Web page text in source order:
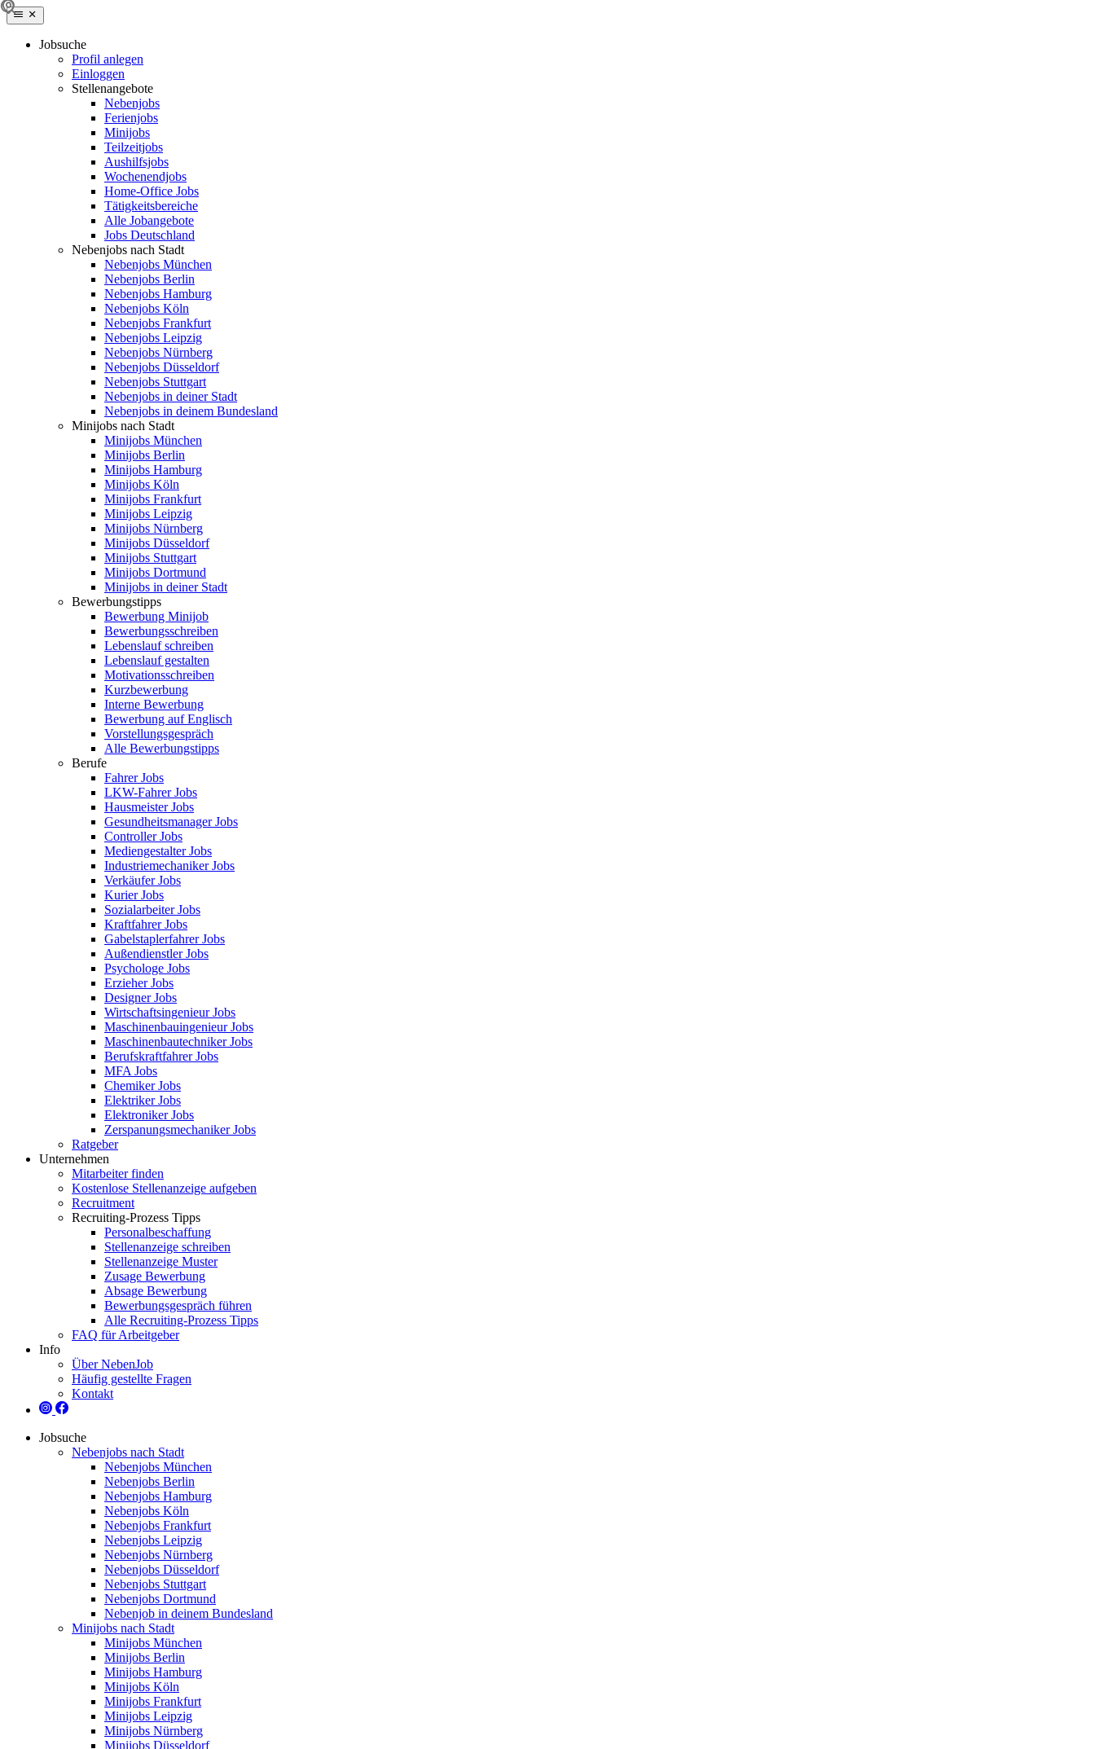
Jobsuche
Profil anlegen
Einloggen
Stellenangebote
Nebenjobs
Ferienjobs
Minijobs
Teilzeitjobs
Aushilfsjobs
Wochenendjobs
Home-Office Jobs
Tätigkeitsbereiche
Alle Jobangebote
Jobs Deutschland
Nebenjobs nach Stadt
Nebenjobs München
Nebenjobs Berlin
Nebenjobs Hamburg
Nebenjobs Köln
Nebenjobs Frankfurt
Nebenjobs Leipzig
Nebenjobs Nürnberg
Nebenjobs Düsseldorf
Nebenjobs Stuttgart
Nebenjobs in deiner Stadt
Nebenjobs in deinem Bundesland
Minijobs nach Stadt
Minijobs München
Minijobs Berlin
Minijobs Hamburg
Minijobs Köln
Minijobs Frankfurt
Minijobs Leipzig
Minijobs Nürnberg
Minijobs Düsseldorf
Minijobs Stuttgart
Minijobs Dortmund
Minijobs in deiner Stadt
Bewerbungstipps
Bewerbung Minijob
Bewerbungsschreiben
Lebenslauf schreiben
Lebenslauf gestalten
Motivationsschreiben
Kurzbewerbung
Interne Bewerbung
Bewerbung auf Englisch
Vorstellungsgespräch
Alle Bewerbungstipps
Berufe
Fahrer Jobs
LKW-Fahrer Jobs
Hausmeister Jobs
Gesundheitsmanager Jobs
Controller Jobs
Mediengestalter Jobs
Industriemechaniker Jobs
Verkäufer Jobs
Kurier Jobs
Sozialarbeiter Jobs
Kraftfahrer Jobs
Gabelstaplerfahrer Jobs
Außendienstler Jobs
Psychologe Jobs
Erzieher Jobs
Designer Jobs
Wirtschaftsingenieur Jobs
Maschinenbauingenieur Jobs
Maschinenbautechniker Jobs
Berufskraftfahrer Jobs
MFA Jobs
Chemiker Jobs
Elektriker Jobs
Elektroniker Jobs
Zerspanungsmechaniker Jobs
Ratgeber
Unternehmen
Mitarbeiter finden
Kostenlose Stellenanzeige aufgeben
Recruitment
Recruiting-Prozess Tipps
Personalbeschaffung
Stellenanzeige schreiben
Stellenanzeige Muster
Zusage Bewerbung
Absage Bewerbung
Bewerbungsgespräch führen
Alle Recruiting-Prozess Tipps
FAQ für Arbeitgeber
Info
Über NebenJob
Häufig gestellte Fragen
Kontakt
Jobsuche
Nebenjobs nach Stadt
Nebenjobs München
Nebenjobs Berlin
Nebenjobs Hamburg
Nebenjobs Köln
Nebenjobs Frankfurt
Nebenjobs Leipzig
Nebenjobs Nürnberg
Nebenjobs Düsseldorf
Nebenjobs Stuttgart
Nebenjobs Dortmund
Nebenjob in deinem Bundesland
Minijobs nach Stadt
Minijobs München
Minijobs Berlin
Minijobs Hamburg
Minijobs Köln
Minijobs Frankfurt
Minijobs Leipzig
Minijobs Nürnberg
Minijobs Düsseldorf